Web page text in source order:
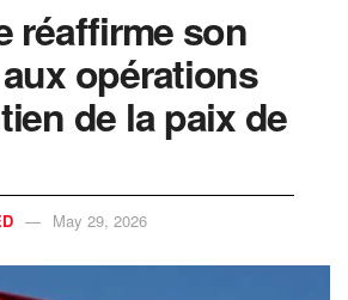
réaffirme son
opérations
de la paix de
May 29, 2026